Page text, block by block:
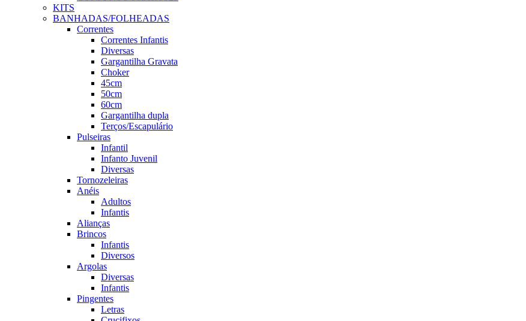
KITS
BANHADAS/FOLHEADAS
Correntes
Correntes Infantis
Diversas
Gargantilha Gravata
Choker
45cm
50cm
60cm
Gargantilha dupla
Terços/Escapulário
Pulseiras
Infantil
Infanto Juvenil
Diversas
Tornozeleiras
Anéis
Adultos
Infantis
Alianças
Brincos
Infantis
Diversos
Argolas
Diversas
Infantis
Pingentes
Letras